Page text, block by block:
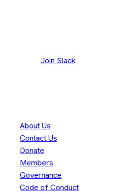
Join Slack
About Us
Contact Us
Donate
Members
Governance
Code of Conduct